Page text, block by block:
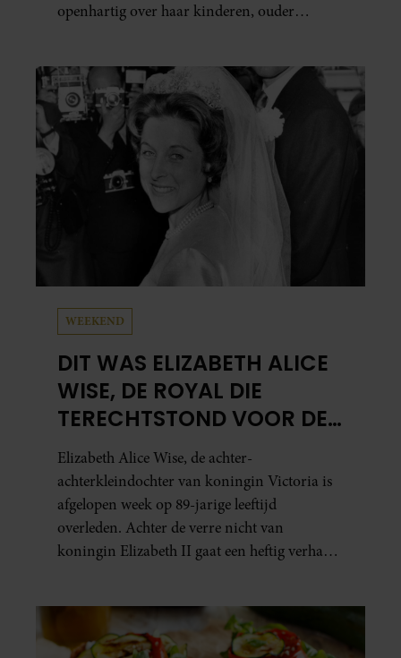
openhartig over haar kinderen, ouder
welke levenslessen haar vandaag de dag het
meest bezighouden.
WEEKEND
DIT WAS ELIZABETH ALICE
WISE, DE ROYAL DIE
TERECHTSTOND VOOR DE
DOOD VAN HAAR BABY
Elizabeth Alice Wise, de achter-
achterkleindochter van koningin Victoria is
afgelopen week op 89-jarige leeftijd
overleden. Achter de verre nicht van
koningin Elizabeth II gaat een heftig verhaal